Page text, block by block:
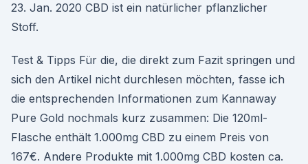
23. Jan. 2020 CBD ist ein natürlicher pflanzlicher
Stoff.
Test & Tipps Für die, die direkt zum Fazit springen und
sich den Artikel nicht durchlesen möchten, fasse ich
die entsprechenden Informationen zum Kannaway
Pure Gold nochmals kurz zusammen: Die 120ml-
Flasche enthält 1.000mg CBD zu einem Preis von
167€. Andere Produkte mit 1.000mg CBD kosten ca.